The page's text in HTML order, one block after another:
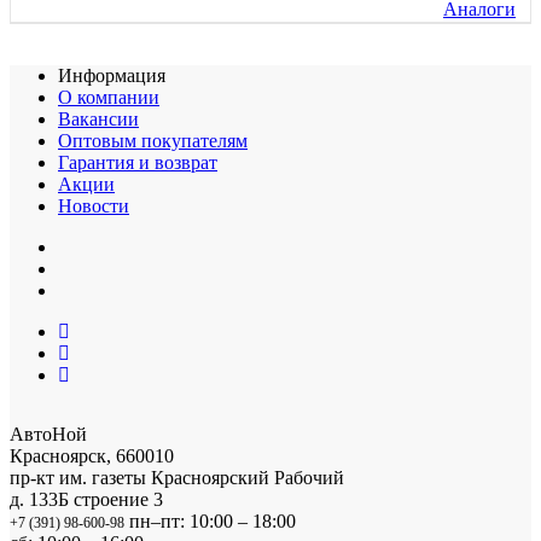
Аналоги
Информация
О компании
Вакансии
Оптовым покупателям
Гарантия и возврат
Акции
Новости
АвтоНой
Красноярск, 660010
пр-кт им. газеты Красноярский Рабочий
д. 133Б строение 3
+7 (391) 98-600-98 пн–пт: 10:00 – 18:00